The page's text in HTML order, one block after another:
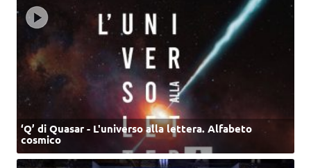
‘Q’ di Quasar - L'universo alla lettera. Alfabeto
cosmico